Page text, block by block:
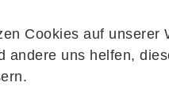
Cookies auf unserer
andere uns helfen,